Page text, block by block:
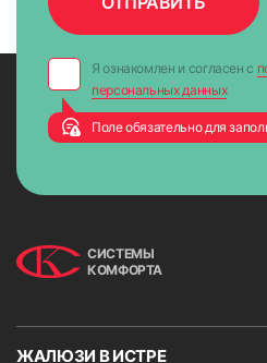
Я ознакомлен и согласен с
персональных данных
Поле обязательно для
СИСТЕМЫ
КОМФОРТА
ЖАЛЮЗИ В ИСТРЕ